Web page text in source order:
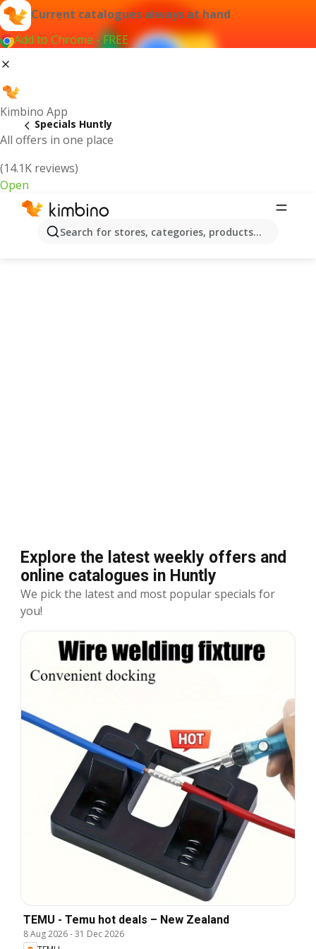
Current catalogues always at hand
Add to Chrome - FREE
Kimbino App
All offers in one place
(14.1K reviews)
Open
Search for stores, categories, products...
Specials Huntly
Explore the latest weekly offers and
online catalogues in Huntly
We pick the latest and most popular specials for
you!
TEMU - Temu hot deals – New Zealand
8 Aug 2026-31 Dec 2026